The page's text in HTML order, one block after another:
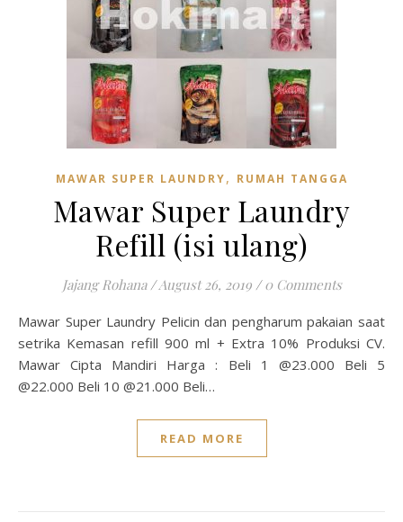
MAWAR SUPER LAUNDRY, RUMAH TANGGA
Mawar Super Laundry
Refill (isi ulang)
Jajang Rohana /August 26, 2019 / 0 Comments
Mawar Super Laundry Pelicin dan pengharum pakaian saat
setrika Kemasan refill 900 ml + Extra 10% Produksi CV.
Mawar Cipta Mandiri Harga : Beli 1 @23.000 Beli 5
@22.000 Beli 10 @21.000 Beli…
READ MORE